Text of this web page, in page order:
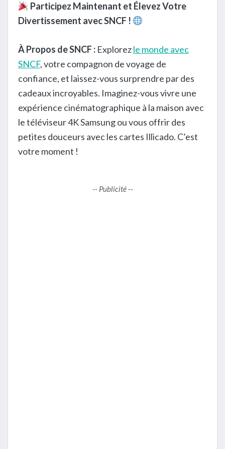
Participez Maintenant et Élevez Votre
Divertissement avec SNCF !
À Propos de SNCF : Explorezle monde avec
SNCF, votre compagnon de voyage de
confiance, et laissez-vous surprendre par des
cadeaux incroyables. Imaginez-vous vivre une
expérience cinématographique à la maison avec
le téléviseur 4K Samsung ou vous offrir des
petites douceurs avec les cartes Illicado. C’est
votre moment !
-- Publicité --